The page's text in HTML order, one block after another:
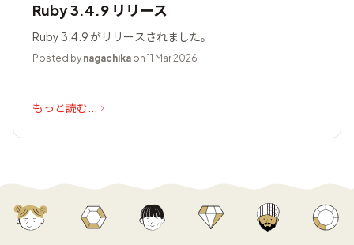
Ruby 3.4.9 リリース
Ruby 3.4.9 がリリースされました。
Posted by nagachika on 11 Mar 2026
もっと読む...